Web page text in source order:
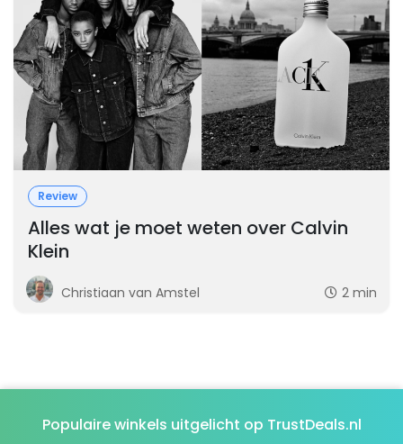
Review
Alles wat je moet weten over Calvin
Klein
Christiaan van Amstel 2 min
Populaire winkels uitgelicht op TrustDeals.nl